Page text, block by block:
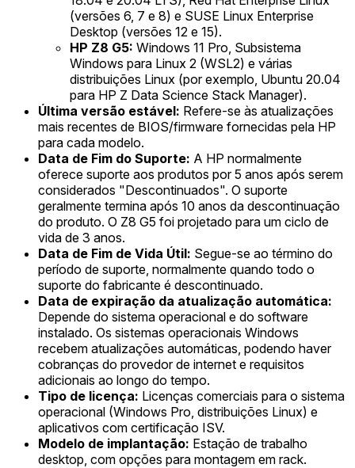
(versões 6, 7 e 8) e SUSE Linux Enterprise
Desktop (versões 12 e 15).
HP Z8 G5: Windows 11 Pro, Subsistema
Windows para Linux 2 (WSL2) e várias
distribuições Linux (por exemplo, Ubuntu 20.04
para HP Z Data Science Stack Manager).
Última versão estável: Refere-se às atualizações
mais recentes de BIOS/firmware fornecidas pela HP
para cada modelo.
Data de Fim do Suporte: A HP normalmente
oferece suporte aos produtos por 5 anos após serem
considerados "Descontinuados". O suporte
geralmente termina após 10 anos da descontinuação
do produto. O Z8 G5 foi projetado para um ciclo de
vida de 3 anos.
Data de Fim de Vida Útil: Segue-se ao término do
período de suporte, normalmente quando todo o
suporte do fabricante é descontinuado.
Data de expiração da atualização automática:
Depende do sistema operacional e do software
instalado. Os sistemas operacionais Windows
recebem atualizações automáticas, podendo haver
cobranças do provedor de internet e requisitos
adicionais ao longo do tempo.
Tipo de licença: Licenças comerciais para o sistema
operacional (Windows Pro, distribuições Linux) e
aplicativos com certificação ISV.
Modelo de implantação: Estação de trabalho
desktop, com opções para montagem em rack.